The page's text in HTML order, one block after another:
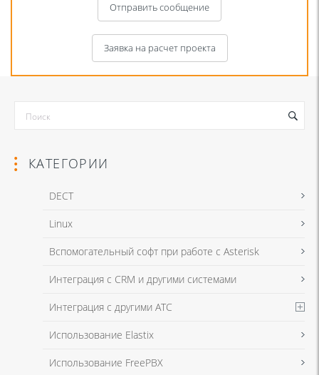
Отправить сообщение
Я даю согласие на обработку моих персональных данных для связи
в соответствии с Политикой в отношении обработки персональных
Заявка на расчет проекта
Я даю согласие на обработку моих персональных данных для связи
в соответствии с Политикой в отношении обработки персональных
КАТЕГОРИИ
DECT
Linux
Вспомогательный софт при работе с Asterisk
Интеграция с CRM и другими системами
Интеграция с другими АТС
Использование Elastix
Использование FreePBX